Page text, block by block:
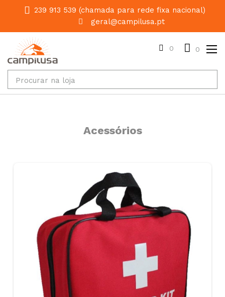
239 913 539 (chamada para rede fixa nacional)
geral@campilusa.pt
0 0
Acessórios